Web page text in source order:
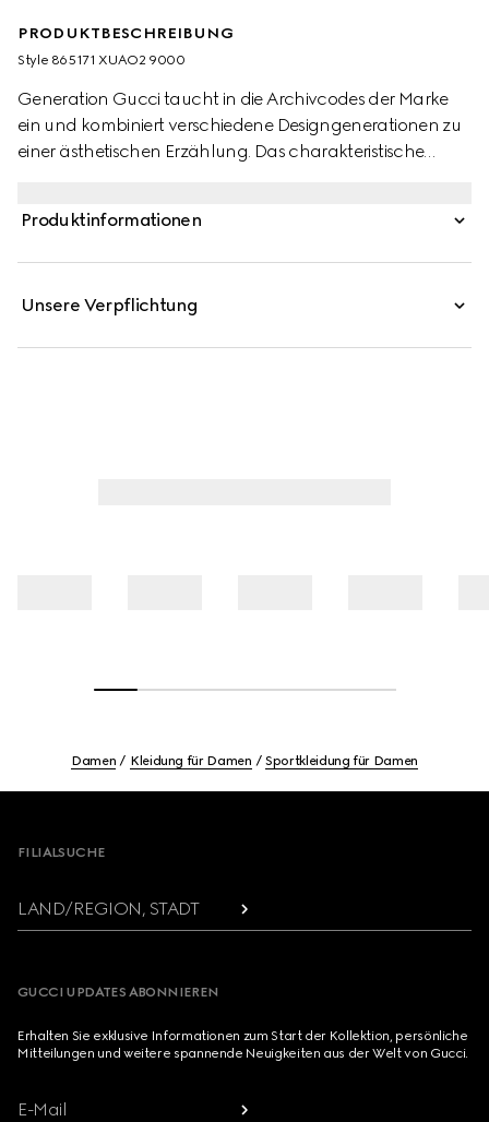
PRODUKTBESCHREIBUNG
Style ‎865171 XUAO2 9000
Generation Gucci taucht in die Archivcodes der Marke
ein und kombiniert verschiedene Designgenerationen zu
einer ästhetischen Erzählung. Das charakteristische
ärmellose Konstruktion runden das Stück ab und
Produktinformationen
Unsere Verpflichtung
Damen Kleidung für Damen Sportkleidung für Damen
FILIALSUCHE
LAND/REGION, STADT
GUCCI UPDATES ABONNIEREN
Erhalten Sie exklusive Informationen zum Start der Kollektion, persönliche
Mitteilungen und weitere spannende Neuigkeiten aus der Welt von Gucci.
E-Mail